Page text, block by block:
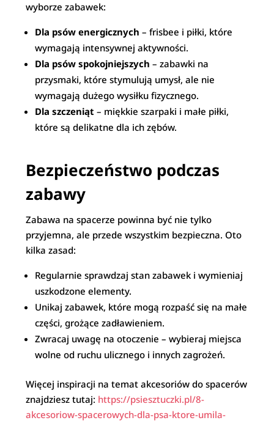
wyborze zabawek:
Dla psów energicznych – frisbee i piłki, które
wymagają intensywnej aktywności.
Dla psów spokojniejszych – zabawki na
przysmaki, które stymulują umysł, ale nie
wymagają dużego wysiłku fizycznego.
Dla szczeniąt – miękkie szarpaki i małe piłki,
które są delikatne dla ich zębów.
Bezpieczeństwo podczas
zabawy
Zabawa na spacerze powinna być nie tylko
przyjemna, ale przede wszystkim bezpieczna. Oto
kilka zasad:
Regularnie sprawdzaj stan zabawek i wymieniaj
uszkodzone elementy.
Unikaj zabawek, które mogą rozpaść się na małe
części, grożące zadławieniem.
Zwracaj uwagę na otoczenie – wybieraj miejsca
wolne od ruchu ulicznego i innych zagrożeń.
Więcej inspiracji na temat akcesoriów do spacerów
znajdziesz tutaj: https://psiesztuczki.pl/8-
akcesoriow-spacerowych-dla-psa-ktore-umila-